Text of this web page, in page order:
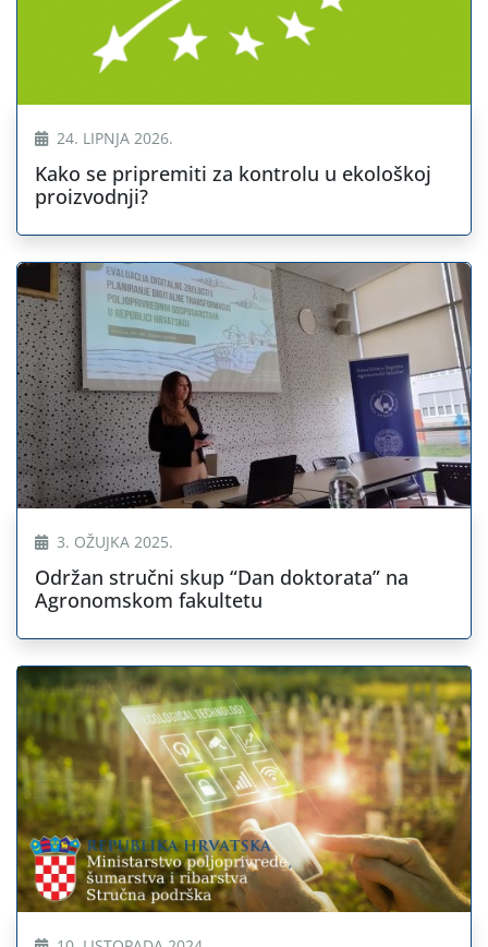
24. LIPNJA 2026.
Kako se pripremiti za kontrolu u ekološkoj
proizvodnji?
3. OŽUJKA 2025.
Održan stručni skup “Dan doktorata” na
Agronomskom fakultetu